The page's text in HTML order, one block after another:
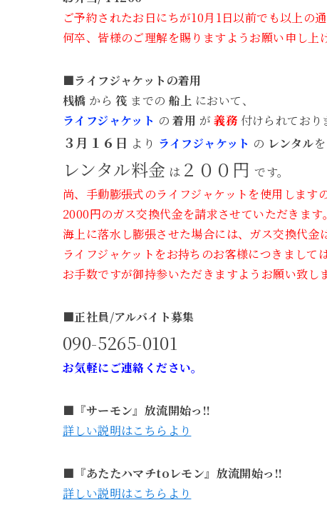
ご予約されたお日にちが10月1日以前でも以上の通
何卒、皆様のご理解を賜りますようお願い申し上
■ライフジャケットの着用
桟橋 から筏 までの 船上 において、
ライフジャケット の着用 が 義務 付けられており
３月１６日 より ライフジャケット の レンタルを
レンタル料金 は ２００円です。
尚、手動膨張式のライフジャケットを使用します
2000円のガス交換代金を請求させていただきます。
海上に落水し膨張させた場合には、ガス交換代金
ライフジャケットをお持ちのお客様につきましては
お手数ですが御持参いただきますようお願い致しま
■正社員/アルバイト募集
090-5265-0101
お気軽にご連絡ください。
■『サーモン』放流開始っ!!
詳しい説明はこちらより
■『あたたハマチtoレモン』放流開始っ!!
詳しい説明はこちらより